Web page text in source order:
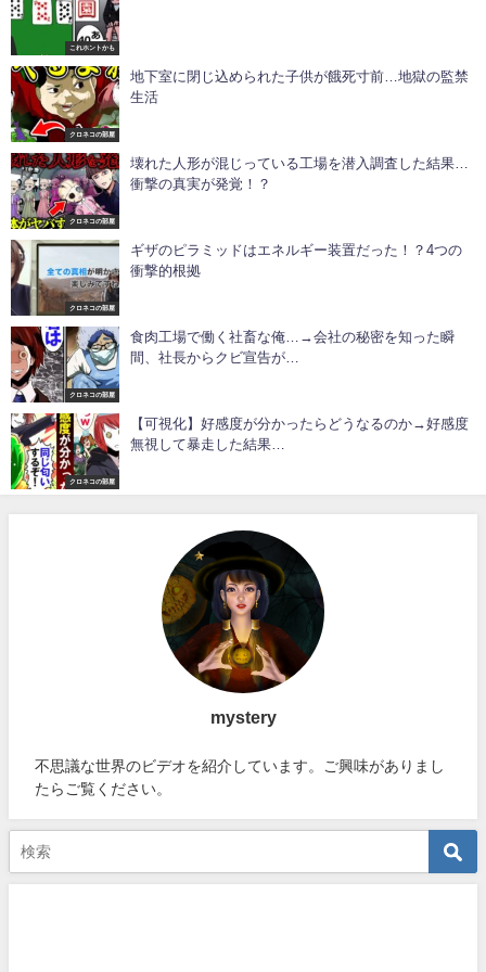
これホントかも
クロネコの部屋
地下室に閉じ込められた子供が餓死寸前…地獄の監禁
生活
クロネコの部屋
壊れた人形が混じっている工場を潜入調査した結果…
衝撃の真実が発覚！？
クロネコの部屋
ギザのピラミッドはエネルギー装置だった！？4つの
衝撃的根拠
クロネコの部屋
食肉工場で働く社畜な俺…→会社の秘密を知った瞬
間、社長からクビ宣告が…
クロネコの部屋
【可視化】好感度が分かったらどうなるのか→好感度
無視して暴走した結果…
mystery
不思議な世界のビデオを紹介しています。ご興味がありまし
たらご覧ください。